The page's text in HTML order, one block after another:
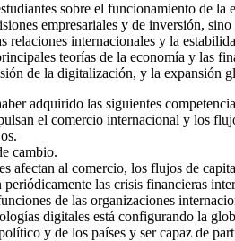
sobre el funcionamiento de
empresariales y de inversión,
internacionales y la
teorías de la economía y las
de la digitalización, y la expansión
adquirido las siguientes
el comercio internacional y los
cambio.
afectan al comercio, los flujos de
las crisis financieras
de las organizaciones
digitales está configurando la
y de los países y ser capaz de